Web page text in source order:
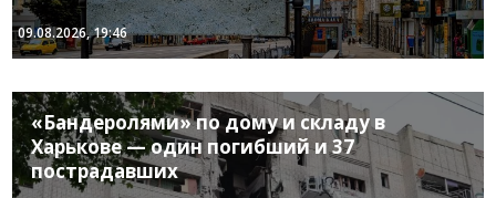
09.08.2026, 19:46
«Бандеролями» по дому и складу в
Харькове — один погибший и 37
пострадавших